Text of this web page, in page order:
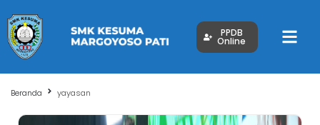
PPDB
Online
Beranda yayasan